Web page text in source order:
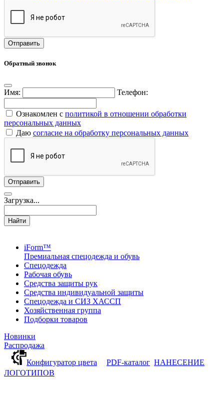
Обратный звонок
Имя: Телефон:
Ознакомлен с политикой в отношении обработки
персональных данных
Даю согласие на обработку персональных данных
Загрузка...
Найти
iForm™
Премиальная спецодежда и обувь
Спецодежда
Рабочая обувь
Средства защиты рук
Средства индивидуальной защиты
Спецодежда и СИЗ ХАССП
Хозяйственная группа
Подборки товаров
Новинки
Распродажа
Конфигуратор цвета
PDF-каталог НАНЕСЕНИЕ
ЛОГОТИПОВ